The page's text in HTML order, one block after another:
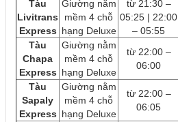
Tàu
Livitrans
Express
Giường nằm
mềm 4 chỗ
hạng Deluxe
từ 21:30 –
05:25 | 22:00
– 05:55
Tàu
Chapa
Express
Giường nằm
mềm 4 chỗ
hạng Deluxe
từ 22:00 –
06:00
Tàu
Sapaly
Express
Giường nằm
mềm 4 chỗ
hạng Deluxe
từ 22:00 –
06:05